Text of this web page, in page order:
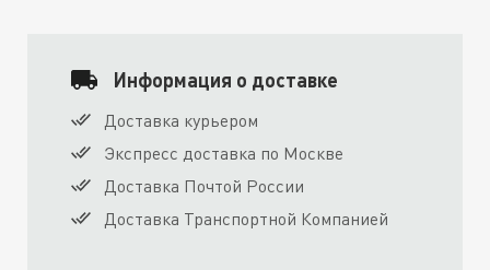
Информация о доставке
Доставка курьером
Экспресс доставка по Москве
Доставка Почтой России
Доставка Транспортной Компанией